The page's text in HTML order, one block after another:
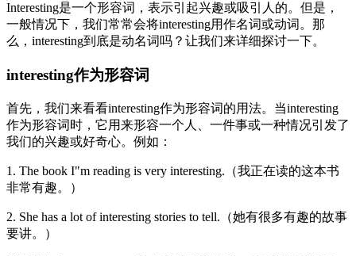
Interesting是一个形容词，表示引起兴趣或吸引人的。但是，
一般情况下，我们常常会将interesting用作名词或动词。那
么，interesting到底是动名词吗？让我们来详细探讨一下。
interesting作为形容词
首先，我们来看看interesting作为形容词的用法。当interesting
作为形容词时，它用来形容一个人、一件事或一种情况引发了
我们的兴趣或好奇心。例如：
1. The book I"m reading is very interesting.（我正在读的这本书
非常有趣。）
2. She has a lot of interesting stories to tell.（她有很多有趣的故事
要讲。）